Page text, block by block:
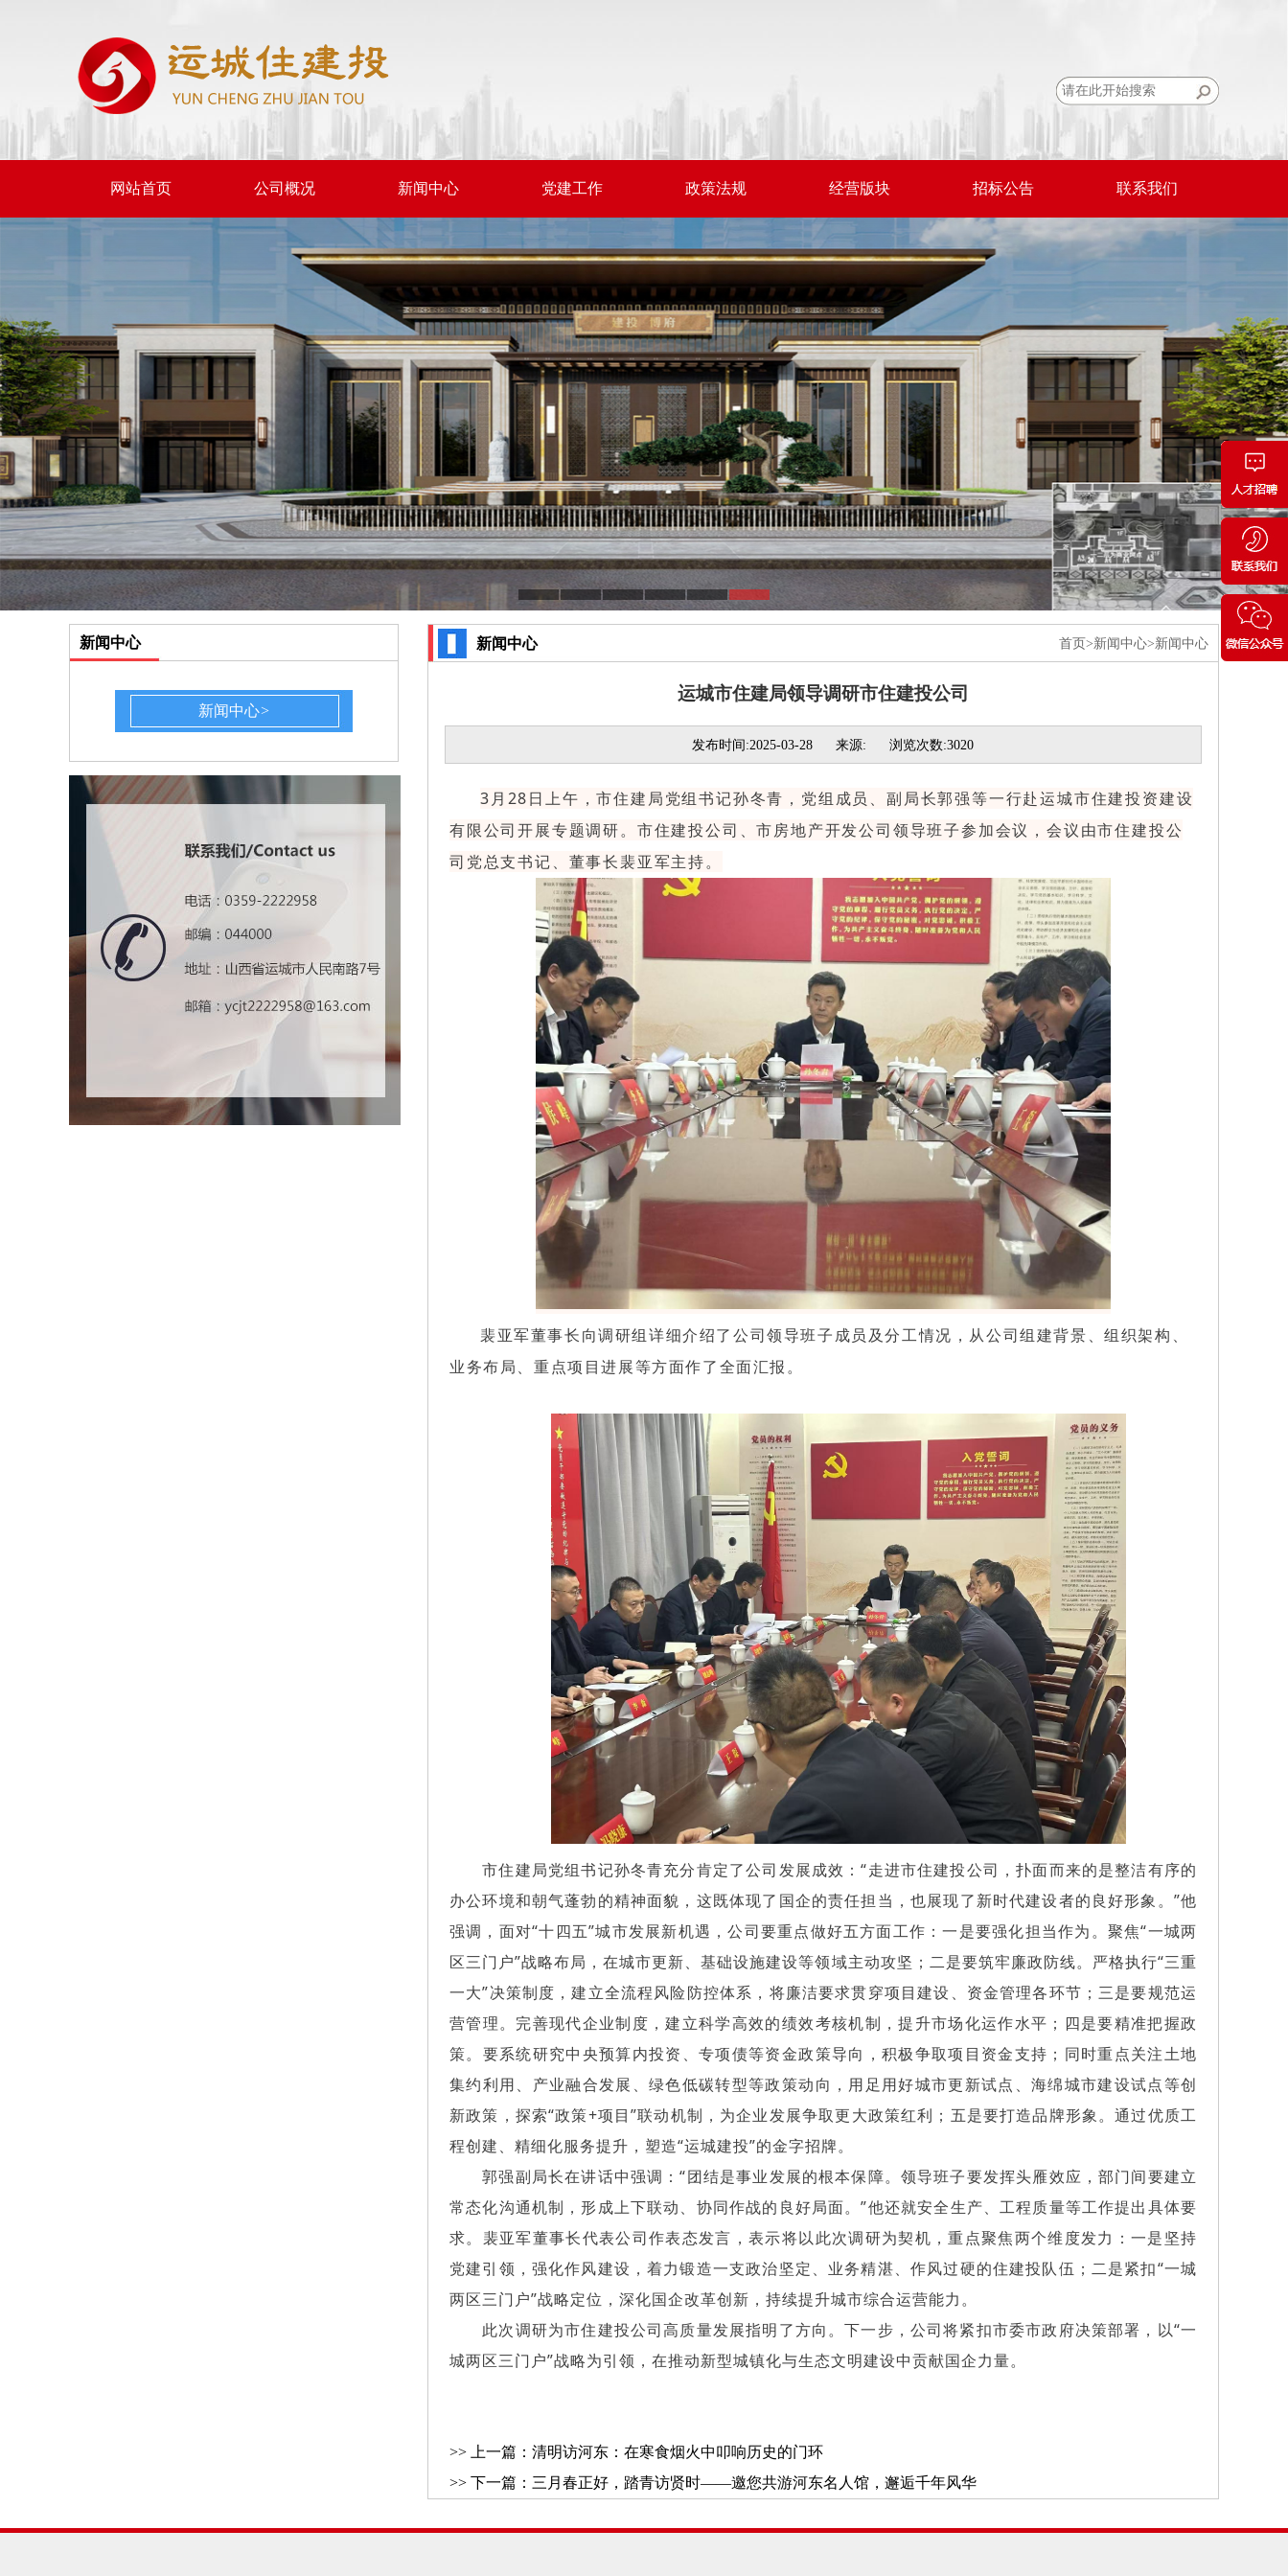
网站首页 公司概况 新闻中心 党建工作 政策法规 经营版块 招标公告 联系我们
1 2 3 4 5 6
新闻中心
新闻中心>
新闻中心 首页>新闻中心>新闻中心
运城市住建局领导调研市住建投公司
发布时间:2025-03-28 来源: 浏览次数:3020
3月28日上午，市住建局党组书记孙冬青，党组成员、副局长郭强等一行赴运城市住建投资建设
有限公司开展专题调研。市住建投公司、市房地产开发公司领导班子参加会议，会议由市住建投公
司党总支书记、董事长裴亚军主持。
裴亚军董事长向调研组详细介绍了公司领导班子成员及分工情况，从公司组建背景、组织架构、
业务布局、重点项目进展等方面作了全面汇报。
市住建局党组书记孙冬青充分肯定了公司发展成效：“走进市住建投公司，扑面而来的是整洁有序的
办公环境和朝气蓬勃的精神面貌，这既体现了国企的责任担当，也展现了新时代建设者的良好形象。”他
强调，面对“十四五”城市发展新机遇，公司要重点做好五方面工作：一是要强化担当作为。聚焦“一城两
区三门户”战略布局，在城市更新、基础设施建设等领域主动攻坚；二是要筑牢廉政防线。严格执行“三重
一大”决策制度，建立全流程风险防控体系，将廉洁要求贯穿项目建设、资金管理各环节；三是要规范运
营管理。完善现代企业制度，建立科学高效的绩效考核机制，提升市场化运作水平；四是要精准把握政
策。要系统研究中央预算内投资、专项债等资金政策导向，积极争取项目资金支持；同时重点关注土地
集约利用、产业融合发展、绿色低碳转型等政策动向，用足用好城市更新试点、海绵城市建设试点等创
新政策，探索“政策+项目”联动机制，为企业发展争取更大政策红利；五是要打造品牌形象。通过优质工
程创建、精细化服务提升，塑造“运城建投”的金字招牌。
郭强副局长在讲话中强调：“团结是事业发展的根本保障。领导班子要发挥头雁效应，部门间要建立
常态化沟通机制，形成上下联动、协同作战的良好局面。”他还就安全生产、工程质量等工作提出具体要
求。裴亚军董事长代表公司作表态发言，表示将以此次调研为契机，重点聚焦两个维度发力：一是坚持
党建引领，强化作风建设，着力锻造一支政治坚定、业务精湛、作风过硬的住建投队伍；二是紧扣“一城
两区三门户”战略定位，深化国企改革创新，持续提升城市综合运营能力。
此次调研为市住建投公司高质量发展指明了方向。下一步，公司将紧扣市委市政府决策部署，以“一
城两区三门户”战略为引领，在推动新型城镇化与生态文明建设中贡献国企力量。
>> 上一篇： 清明访河东：在寒食烟火中叩响历史的门环
>> 下一篇： 三月春正好，踏青访贤时——邀您共游河东名人馆，邂逅千年风华